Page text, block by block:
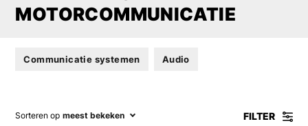
MOTORCOMMUNICATIE
Communicatie systemen Audio
Sorteren op meest bekeken FILTER